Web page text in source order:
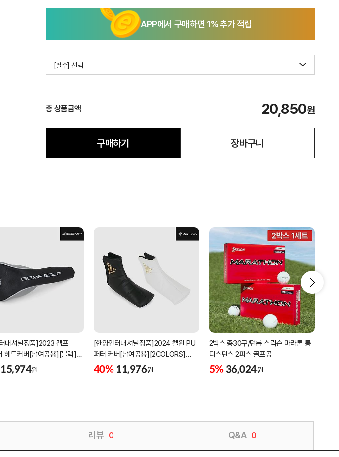
APP에서 구매하면 1% 추가 적립
[필수] 선택
총 상품금액 20,850원
구매하기 장바구니
내셔널정품]2023 겜프
헤드커버[남여공용][블랙]
15,974원
[한양인터내셔널정품]2024 켈윈 PU
퍼터 커버[남여공용][2COLORS]
[KW-PC320]
40% 11,976원
2박스 총30구/던롭 스릭슨 마라톤 롱
디스턴스 2피스 골프공
5% 36,024원
리뷰 0 Q&A 0